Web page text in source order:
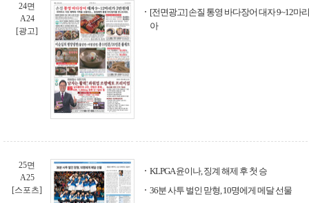
24면
A24
[광고]
[전면광고] 손질 통영 바다장어 대자 9~12마
아
25면
A25
[스포츠]
KLPGA 윤이나, 징계 해제 후 첫 승
36분 사투 벌인 맏형, 10명에게 메달 선물